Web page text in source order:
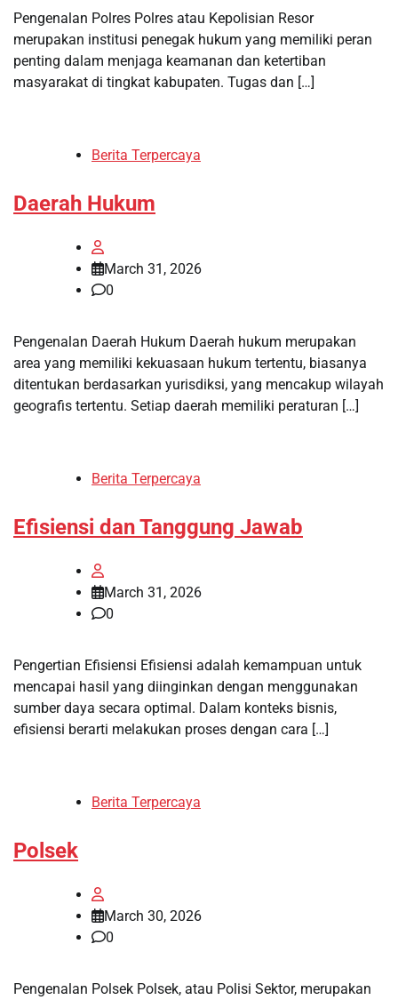
Pengenalan Polres Polres atau Kepolisian Resor
merupakan institusi penegak hukum yang memiliki peran
penting dalam menjaga keamanan dan ketertiban
masyarakat di tingkat kabupaten. Tugas dan […]
Berita Terpercaya
Daerah Hukum
March 31, 2026
0
Pengenalan Daerah Hukum Daerah hukum merupakan
area yang memiliki kekuasaan hukum tertentu, biasanya
ditentukan berdasarkan yurisdiksi, yang mencakup wilayah
geografis tertentu. Setiap daerah memiliki peraturan […]
Berita Terpercaya
Efisiensi dan Tanggung Jawab
March 31, 2026
0
Pengertian Efisiensi Efisiensi adalah kemampuan untuk
mencapai hasil yang diinginkan dengan menggunakan
sumber daya secara optimal. Dalam konteks bisnis,
efisiensi berarti melakukan proses dengan cara […]
Berita Terpercaya
Polsek
March 30, 2026
0
Pengenalan Polsek Polsek, atau Polisi Sektor, merupakan